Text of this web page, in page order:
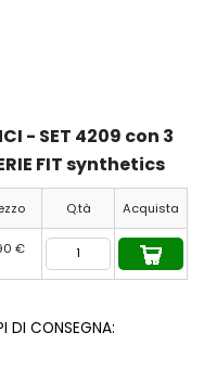
- SET 4209 con 3
FIT synthetics
Q.tà Acquista
€
DI CONSEGNA: